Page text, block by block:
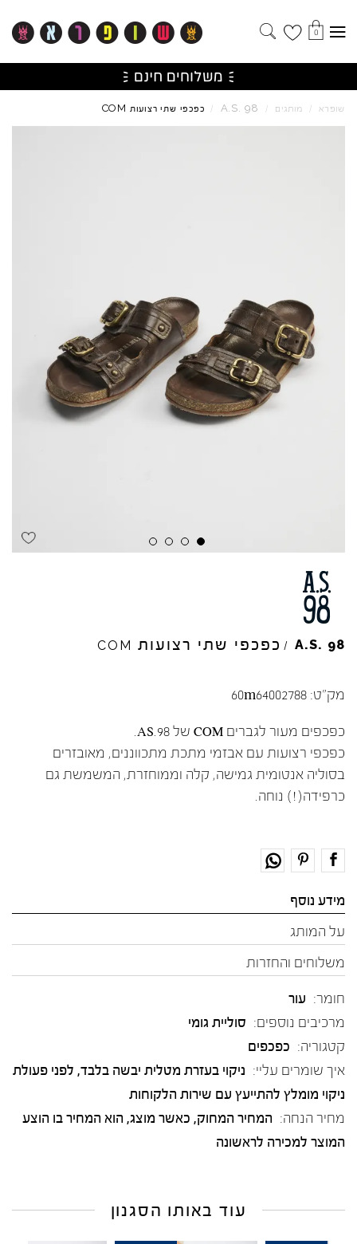
0
שופרא / מותגים /
A.S. 98
/ כפכפי שתי רצועות COM
A.S. 98
/ כפכפי שתי רצועות COM
מק"ט: 60m64002788
כפכפים מעור לגברים COM של AS.98.
כפכפי רצועות עם אבזמי מתכת מתכווננים, מאובזרים
בסוליה אנטומית גמישה, קלה וממוחזרת, המשמשת גם
כרפידה(!) נוחה.
מידע נוסף
על המותג
משלוחים והחזרות
חומר: עור
מרכיבים נוספים: סוליית גומי
קטגוריה: כפכפים
איך שומרים עליי: ניקוי בעזרת מטלית יבשה בלבד, לפני פעולת
ניקוי מומלץ להתייעץ עם שירות הלקוחות
מחיר הנחה: המחיר המחוק, כאשר מוצג, הוא המחיר בו הוצע
המוצר למכירה לראשונה
עוד באותו הסגנון